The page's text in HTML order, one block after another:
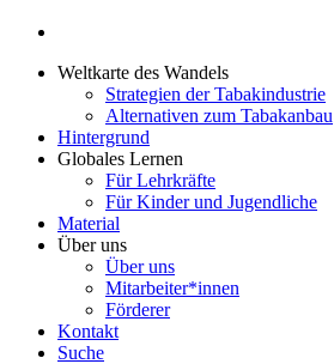
Weltkarte des Wandels
Strategien der Tabakindustrie
Alternativen zum Tabakanbau
Hintergrund
Globales Lernen
Für Lehrkräfte
Für Kinder und Jugendliche
Material
Über uns
Über uns
Mitarbeiter*innen
Förderer
Kontakt
Suche